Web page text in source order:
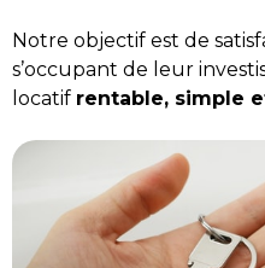
Notre objectif est de
s’occupant de leur
locatif rentable, simple